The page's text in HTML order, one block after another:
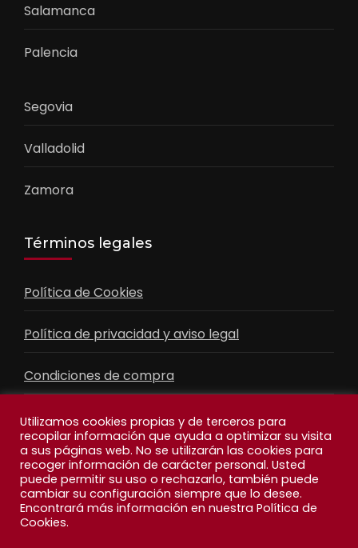
Salamanca
Palencia
Segovia
Valladolid
Zamora
Términos legales
Política de Cookies
Política de privacidad y aviso legal
Condiciones de compra
Contacto
Facebook
Feed
Utilizamos cookies propias y de terceros para
recopilar información que ayuda a optimizar su visita
a sus páginas web. No se utilizarán las cookies para
recoger información de carácter personal. Usted
puede permitir su uso o rechazarlo, también puede
cambiar su configuración siempre que lo desee.
Encontrará más información en nuestra Política de
Cookies.